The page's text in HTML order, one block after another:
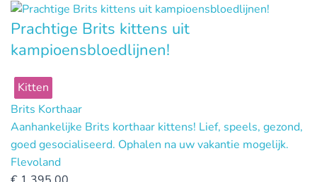
Prachtige Brits kittens uit
kampioensbloedlijnen!
Kitten
Brits Korthaar
Aanhankelijke Brits korthaar kittens! Lief, speels, gezond,
goed gesocialiseerd. Ophalen na uw vakantie mogelijk.
Flevoland